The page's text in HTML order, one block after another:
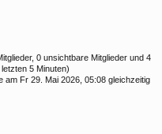
0 unsichtbare Mitglieder und 4
5 Minuten)
am Fr 29. Mai 2026, 05:08 gleichzeitig